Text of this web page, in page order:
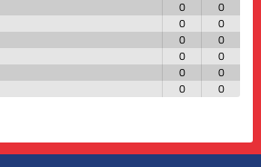
0
0
0
0
0
0
0
0
0
0
0 0